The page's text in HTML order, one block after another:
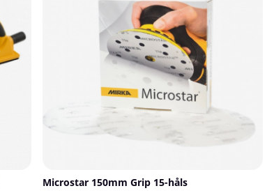
Microstar 150mm Grip 15-håls